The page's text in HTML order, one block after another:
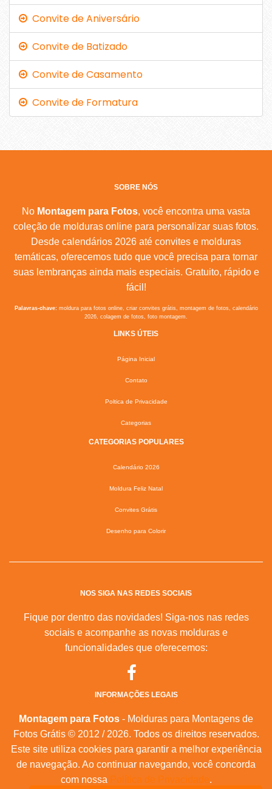
Convite de Aniversário
Convite de Batizado
Convite de Casamento
Convite de Formatura
SOBRE NÓS
No Montagem para Fotos, você encontra uma vasta
coleção de molduras online para personalizar suas fotos.
Desde calendários 2026 até convites e molduras
temáticas, oferecemos tudo que você precisa para tornar
suas lembranças ainda mais especiais. Gratuito, rápido e
fácil!
Palavras-chave:moldura para fotos online, criar convites grátis, montagem de fotos, calendário
2026, colagem de fotos, foto montagem.
LINKS ÚTEIS
Página Inicial
Contato
Poltica de Privacidade
Categorias
CATEGORIAS POPULARES
Calendário 2026
Moldura Feliz Natal
Convites Grátis
Desenho para Colorir
NOS SIGA NAS REDES SOCIAIS
Fique por dentro das novidades! Siga-nos nas redes
sociais e acompanhe as novas molduras e
funcionalidades que oferecemos:
INFORMAÇÕES LEGAIS
Montagem para Fotos - Molduras para Montagens de
Fotos Grátis © 2012 / 2026. Todos os direitos reservados.
Este site utiliza cookies para garantir a melhor experiência
de navegação. Ao continuar navegando, você concorda
com nossa Política de Privacidade.